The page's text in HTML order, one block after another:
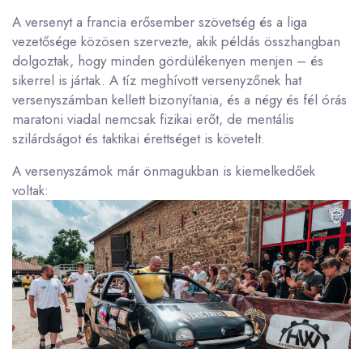
A versenyt a francia erősember szövetség és a liga
vezetősége közösen szervezte, akik példás összhangban
dolgoztak, hogy minden gördülékenyen menjen – és
sikerrel is jártak. A tíz meghívott versenyzőnek hat
versenyszámban kellett bizonyítania, és a négy és fél órás
maratoni viadal nemcsak fizikai erőt, de mentális
szilárdságot és taktikai érettséget is követelt.
A versenyszámok már önmagukban is kiemelkedőek
voltak: